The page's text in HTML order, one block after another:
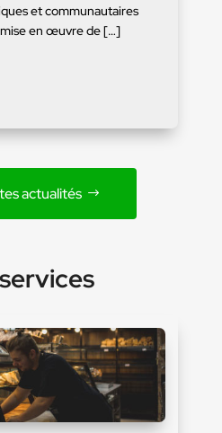
et communautaires
en œuvre de […]
actualités